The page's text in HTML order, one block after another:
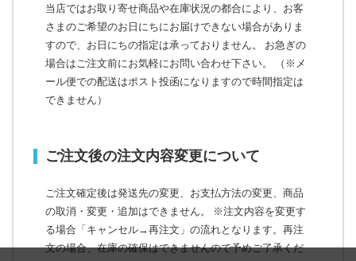
当店ではお取り寄せ商品や在庫状況の都合により、お客
さまのご希望のお日にちにお届けできない場合がありま
すので、お日にちの指定は承っておりません。 お急ぎの
場合はご注文前にお気軽にお問い合わせ下さい。
（※メ
ール便での配送はポスト投函になりますので時間指定は
できません）
ご注文後の注文内容変更について
ご注文確定後は発送先の変更、お支払方法の変更、商品
の取消・変更・追加はできません。 ※注文内容を変更す
る場合「キャンセル→再注文」の流れとなります。再注
文の場合、在庫の確保はできませんので予めご了承くだ